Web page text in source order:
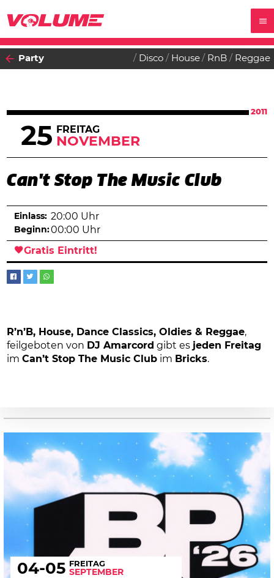
Party Disco House RnB Reggae
2011
25 FREITAG
NOVEMBER
Can't Stop The Music Club
Einlass: 20:00 Uhr
Beginn:00:00 Uhr
Gratis Eintritt!
R’n’B, House, Dance Classics, Oldies & Reggae,
feilgeboten von DJ Amarcord gibt es jeden Freitag
imCan’t Stop The Music Club im Bricks.
04-05 FREITAG
SEPTEMBER